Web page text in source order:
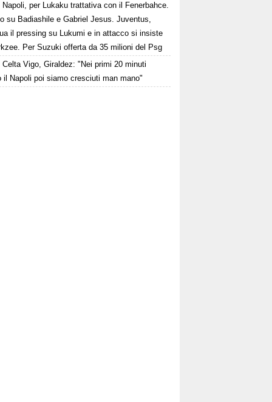
Napoli, per Lukaku trattativa con il Fenerbahce.
su Badiashile e Gabriel Jesus. Juventus,
il pressing su Lukumi e in attacco si insiste
Per Suzuki offerta da 35 milioni del Psg
Celta Vigo, Giraldez: "Nei primi 20 minuti
il Napoli poi siamo cresciuti man mano"